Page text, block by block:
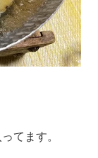
てます。